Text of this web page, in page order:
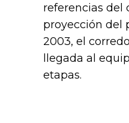
referencias del
proyección del
2003, el
llegada al
etapas.